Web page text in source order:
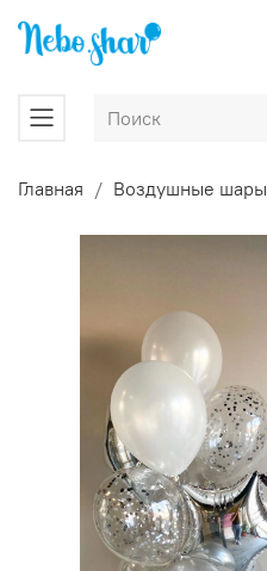
Главная Воздушные шары